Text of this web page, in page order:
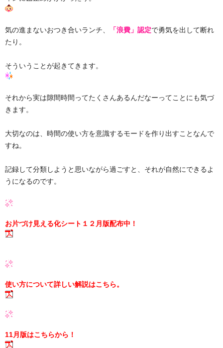
気の進まないおつき合いランチ、 「浪費」認定で勇気を出して断れ
たり。
そういうことが起きてきます。
それから実は隙間時間ってたくさんあるんだなーってことにも気づ
きます。
大切なのは、時間の使い方を意識するモードを作り出すことなんで
すね。
記録して分類しようと思いながら過ごすと、それが自然にできるよ
うになるのです。
お片づけ見える化シート１２月版配布中！
使い方について詳しい解説はこちら。
11月版はこちらから！